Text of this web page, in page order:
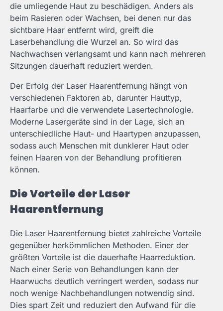
die umliegende Haut zu beschädigen. Anders als
beim Rasieren oder Wachsen, bei denen nur das
sichtbare Haar entfernt wird, greift die
Laserbehandlung die Wurzel an. So wird das
Nachwachsen verlangsamt und kann nach mehreren
Sitzungen dauerhaft reduziert werden.
Der Erfolg der Laser Haarentfernung hängt von
verschiedenen Faktoren ab, darunter Hauttyp,
Haarfarbe und die verwendete Lasertechnologie.
Moderne Lasergeräte sind in der Lage, sich an
unterschiedliche Haut- und Haartypen anzupassen,
sodass auch Menschen mit dunklerer Haut oder
feinen Haaren von der Behandlung profitieren
können.
Die Vorteile der Laser
Haarentfernung
Die Laser Haarentfernung bietet zahlreiche Vorteile
gegenüber herkömmlichen Methoden. Einer der
größten Vorteile ist die dauerhafte Haarreduktion.
Nach einer Serie von Behandlungen kann der
Haarwuchs deutlich verringert werden, sodass nur
noch wenige Nachbehandlungen notwendig sind.
Dies spart Zeit und reduziert den Aufwand für die